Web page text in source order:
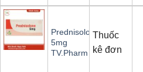
Prednisolone
5mg
TV.Pharm
Thuốc
kê đơn